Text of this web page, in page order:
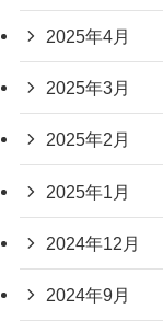
2025年4月
2025年3月
2025年2月
2025年1月
2024年12月
2024年9月